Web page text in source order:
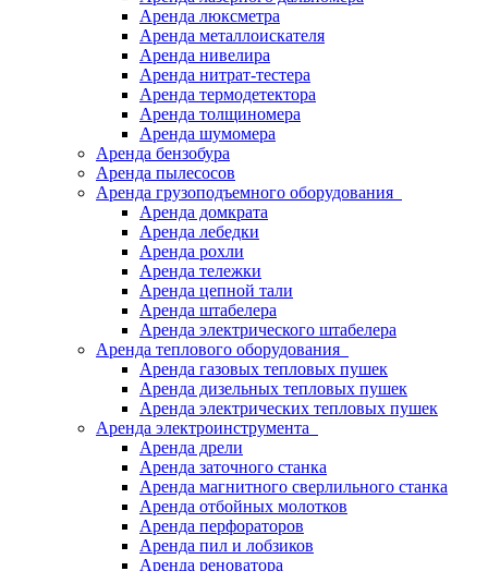
Аренда люксметра
Аренда металлоискателя
Аренда нивелира
Аренда нитрат-тестера
Аренда термодетектора
Аренда толщиномера
Аренда шумомера
Аренда бензобура
Аренда пылесосов
Аренда грузоподъемного оборудования
Аренда домкрата
Аренда лебедки
Аренда рохли
Аренда тележки
Аренда цепной тали
Аренда штабелера
Аренда электрического штабелера
Аренда теплового оборудования
Аренда газовых тепловых пушек
Аренда дизельных тепловых пушек
Аренда электрических тепловых пушек
Аренда электроинструмента
Аренда дрели
Аренда заточного станка
Аренда магнитного сверлильного станка
Аренда отбойных молотков
Аренда перфораторов
Аренда пил и лобзиков
Аренда реноватора